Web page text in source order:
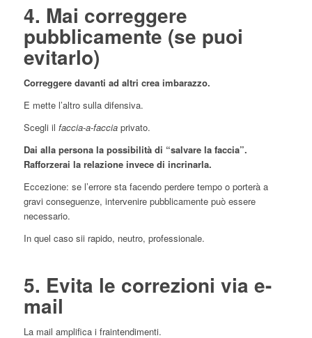
4. Mai correggere
pubblicamente (se puoi
evitarlo)
Correggere davanti ad altri crea imbarazzo.
E mette l’altro sulla difensiva.
Scegli il faccia-a-facciaprivato.
Dai alla persona la possibilità di “salvare la faccia”.
Rafforzerai la relazione invece di incrinarla.
Eccezione: se l’errore sta facendo perdere tempo o porterà a
gravi conseguenze, intervenire pubblicamente può essere
necessario.
In quel caso sii rapido, neutro, professionale.
5. Evita le correzioni via e-
mail
La mail amplifica i fraintendimenti.